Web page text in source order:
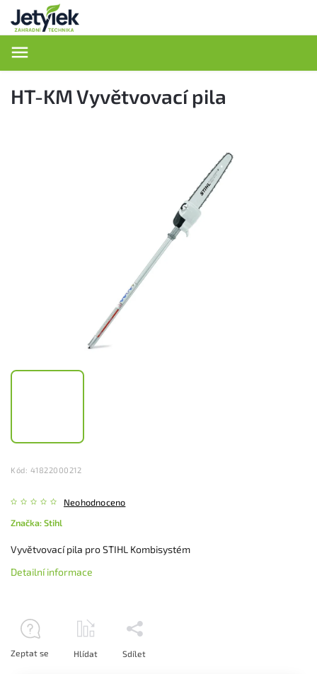
HT-KM Vyvětvovací pila
Kód: 41822000212
Neohodnoceno
Značka:Stihl
Vyvětvovací pila pro STIHL Kombisystém
Detailní informace
Zeptat se Hlídat Sdílet